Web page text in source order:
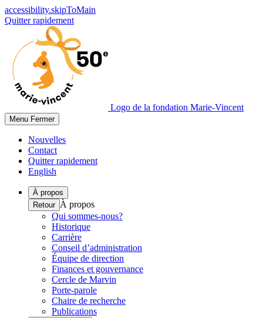
accessibility.skipToMain
Quitter rapidement
Logo de la fondation Marie-Vincent
Menu Fermer
Nouvelles
Contact
Quitter rapidement
English
À propos
Retour À propos
Qui sommes-nous?
Historique
Carrière
Conseil d’administration
Équipe de direction
Finances et gouvernance
Cercle de Marvin
Porte-parole
Chaire de recherche
Publications